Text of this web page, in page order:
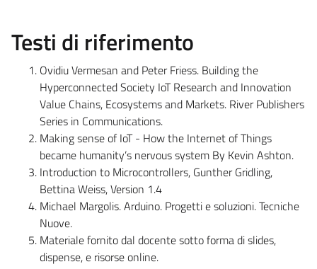
Testi di riferimento
Ovidiu Vermesan and Peter Friess. Building the
Hyperconnected Society IoT Research and Innovation
Value Chains, Ecosystems and Markets. River Publishers
Series in Communications.
Making sense of IoT - How the Internet of Things
became humanity’s nervous system By Kevin Ashton.
Introduction to Microcontrollers, Gunther Gridling,
Bettina Weiss, Version 1.4
Michael Margolis. Arduino. Progetti e soluzioni. Tecniche
Nuove.
Materiale fornito dal docente sotto forma di slides,
dispense, e risorse online.